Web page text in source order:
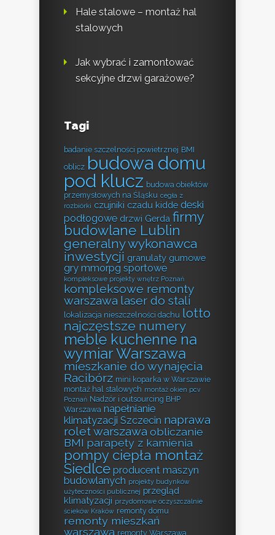
Hale stalowe – montaż hal
stalowych
Jak wybrać i zamontować
sekcyjne drzwi garażowe?
Tagi
badanie szczelności powietrznej BMI
oblicz budowa domu
pod klucz budowa obiektów
przemysłowych na Śląsku cegła z
rozbiórki czujniki czadu kidde deski
podłogowe drzwi Gerda firmy
budowlane Lublin
generalny wykonawca
inwestycji granulaty gumowe
gry mmorpg sportowe
kompleksowe projekty wnętrz Poznań
kompleksowe remonty
warszawa laser do stali
lokalizacja nieszczelności dachu lotto
najczęstsze numery
meble kuchenne na
wymiar Warszawa
mieszkanie do wynajęcia
Racibórz mini koparka w Warszawie
montaż hal stalowych montaż okien pcv
Poznań Nadzór i outsourcing BHP
Warszawa napełnianie
klimatyzacji Szczecin naprawa
rolet warszawa obliczanie
BMI parapety z kamienia
pompy ciepła montaż
Siedlce producent maszyn
budowlanych projekty budynków
użyteczności publicznej przegląd
klimatyzacji przydomowe oczyszczalnie
ścieków Kraków remonty domu
remonty mieszkań
warszawa remonty Warszawa